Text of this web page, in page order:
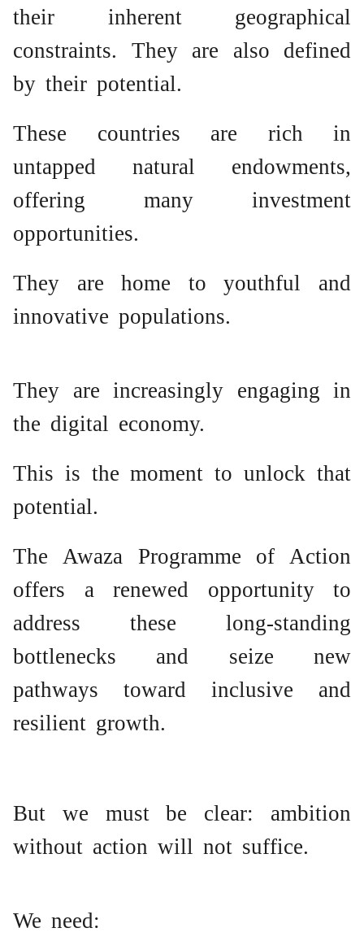
their inherent geographical
constraints. They are also defined
by their potential.
These countries are rich in
untapped natural endowments,
offering many investment
opportunities.
They are home to youthful and
innovative populations.
They are increasingly engaging in
the digital economy.
This is the moment to unlock that
potential.
The Awaza Programme of Action
offers a renewed opportunity to
address these long-standing
bottlenecks and seize new
pathways toward inclusive and
resilient growth.
But we must be clear: ambition
without action will not suffice.
We need: